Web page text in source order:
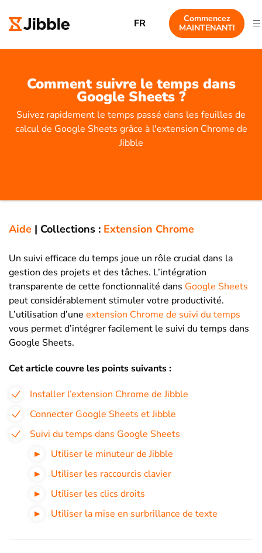
FR
Commencez
MAINTENANT!
Comment suivre le temps dans
Google Sheets ?
Suivez rapidement le temps passé dans les feuilles de
calcul de Google Sheets grâce à l'extension Chrome de
Jibble
Aide | Collections : Extension Chrome
Un suivi efficace du temps joue un rôle crucial dans la
gestion des projets et des tâches. L’intégration
transparente de cette fonctionnalité dans Google Sheets
peut considérablement stimuler votre productivité.
L’utilisation d’une extension Chrome de suivi du temps
vous permet d’intégrer facilement le suivi du temps dans
Google Sheets.
Cet article couvre les points suivants :
Installer l’extension Chrome de Jibble
Connecter Google Sheets et Jibble
Suivi du temps dans Google Sheets
Utiliser le minuteur de Jibble
Utiliser les raccourcis clavier
Utiliser les clics droits
Utiliser la mise en surbrillance de texte